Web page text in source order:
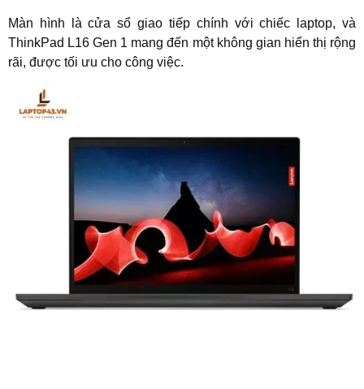
Màn hình là cửa sổ giao tiếp chính với chiếc laptop, và
ThinkPad L16 Gen 1 mang đến một không gian hiển thị rộng
rãi, được tối ưu cho công việc.